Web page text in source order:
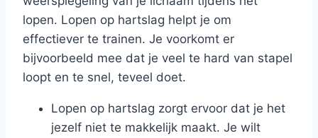
lopen. Lopen op hartslag helpt je om
effectiever te trainen. Je voorkomt er
bijvoorbeeld mee dat je veel te hard van stapel
loopt en te snel, teveel doet.
Lopen op hartslag zorgt ervoor dat je het
jezelf niet te makkelijk maakt. Je wilt